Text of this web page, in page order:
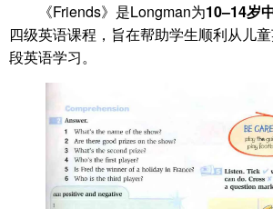
《Friends》是Longman为10–14岁
四级英语课程，旨在帮助学生顺利从儿
段英语学习。